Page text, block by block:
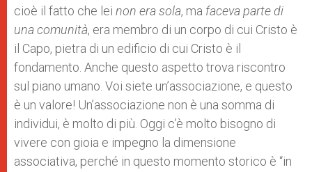
cioè il fatto che lei non era sola, ma faceva parte di
una comunità, era membro di un corpo di cui Cristo è
il Capo, pietra di un edificio di cui Cristo è il
fondamento. Anche questo aspetto trova riscontro
sul piano umano. Voi siete un’associazione, e questo
è un valore! Un’associazione non è una somma di
individui, è molto di più. Oggi c’è molto bisogno di
vivere con gioia e impegno la dimensione
associativa, perché in questo momento storico è “in